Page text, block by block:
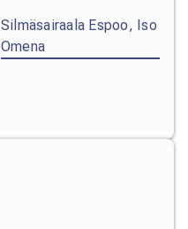
Silmäsairaala Espoo, Iso
Omena